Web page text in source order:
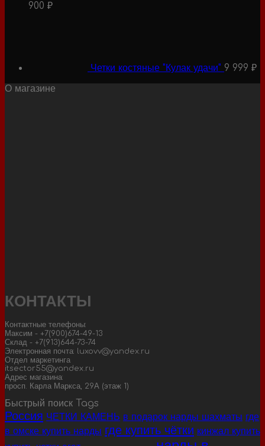
900 ₽
Четки костяные "Кулак удачи" 9 999 ₽
О магазине
КОНТАКТЫ
Контактные телефоны:
Максим - +7(900)674-49-13
Склад - +7(913)644-73-74
Электронная почта: luxovv@yandex.ru
Отдел маркетинга
itsector55@yandex.ru
Адрес магазина:
просп. Карла Маркса, 29А (этаж 1)
Быстрый поиск Tags
Россия ЧЕТКИ КАМЕНЬ в подарок нарды шахматы где
в омске купить нарды где купить чётки кинжал купить